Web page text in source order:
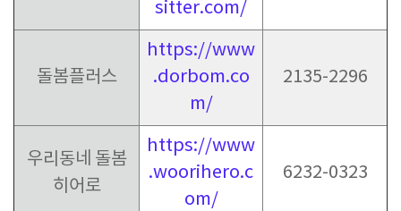
sitter.com/
돌봄플러스
https://www
.dorbom.co
m/
2135-2296
우리동네 돌봄
히어로
https://www
.woorihero.c
om/
6232-0323